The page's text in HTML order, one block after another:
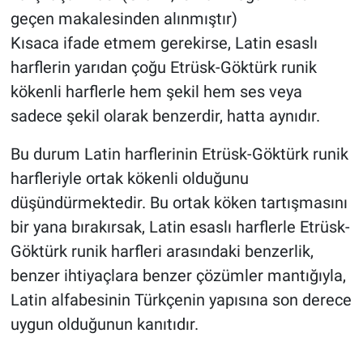
geçen makalesinden alınmıştır)
Kısaca ifade etmem gerekirse, Latin esaslı
harflerin yarıdan çoğu Etrüsk-Göktürk runik
kökenli harflerle hem şekil hem ses veya
sadece şekil olarak benzerdir, hatta aynıdır.
Bu durum Latin harflerinin Etrüsk-Göktürk runik
harfleriyle ortak kökenli olduğunu
düşündürmektedir. Bu ortak köken tartışmasını
bir yana bırakırsak, Latin esaslı harflerle Etrüsk-
Göktürk runik harfleri arasındaki benzerlik,
benzer ihtiyaçlara benzer çözümler mantığıyla,
Latin alfabesinin Türkçenin yapısına son derece
uygun olduğunun kanıtıdır.